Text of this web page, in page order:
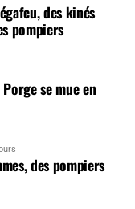
des kinés
pompiers
se mue en
des pompiers